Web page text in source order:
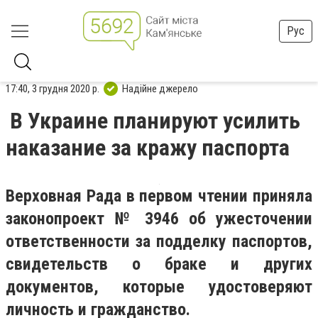
Рус
17:40, 3 грудня 2020 р. Надійне джерело
В Украине планируют усилить
наказание за кражу паспорта
Верховная Рада в первом чтении приняла
законопроект № 3946 об ужесточении
ответственности за подделку паспортов,
свидетельств о браке и других
документов, которые удостоверяют
личность и гражданство.